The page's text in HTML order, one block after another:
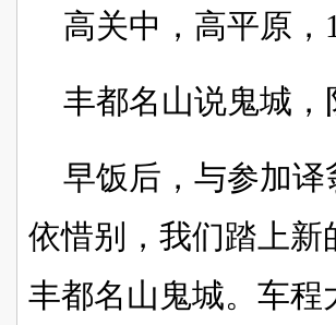
高关中，高平原，
丰都名山说鬼城
早饭后，与参加
依惜别，我们踏上
丰都名山鬼城。车程